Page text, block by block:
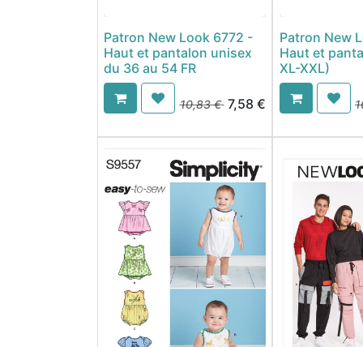
Patron New Look 6772 -
Haut et pantalon unisex
du 36 au 54 FR
10,83€ 7,58 €
Patron New
Haut et
XL-XXL)